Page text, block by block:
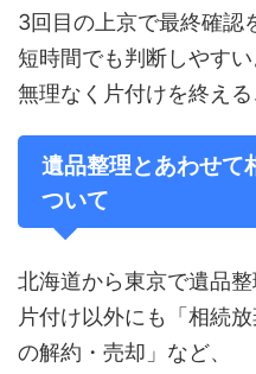
3回目の上京で最終確認
短時間でも判断しやすい
無理なく片付けを終える
遺品整理とあわせて
ついて
北海道から東京で遺品整
片付け以外にも「相続
の解約・売却」など、